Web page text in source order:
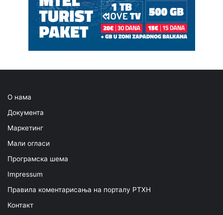
О нама
Документа
Маркетинг
Мали огласи
Програмска шема
Impressum
Правила коментарисања на порталу РТХН
Контакт